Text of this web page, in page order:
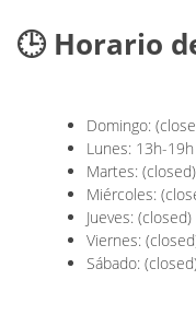
🕒 Horario
Domingo:
Lunes: 13h-19h
Martes: (closed)
Miércoles:
Jueves: (closed)
Viernes:
Sábado: